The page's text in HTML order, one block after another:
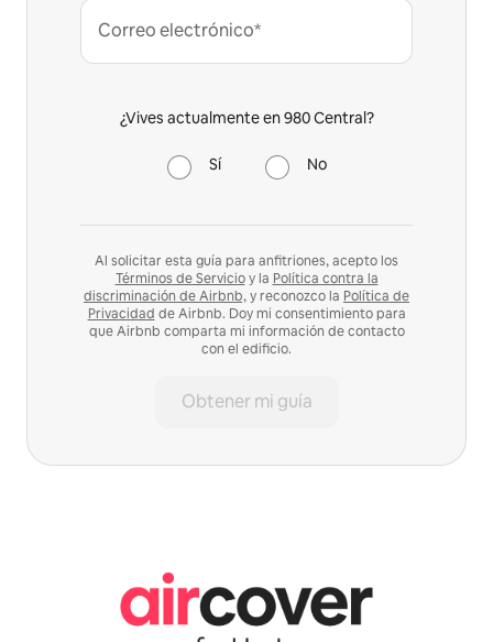
Correo electrónico*
¿Vives actualmente en 980 Central?
Sí No
Al solicitar esta guía para anfitriones, acepto los
Términos de Servicioy la Política contra la
discriminación de Airbnb,y reconozco la Política de
Privacidad de Airbnb. Doy mi consentimiento para
que Airbnb comparta mi información de contacto
con el edificio.
Obtener mi guía